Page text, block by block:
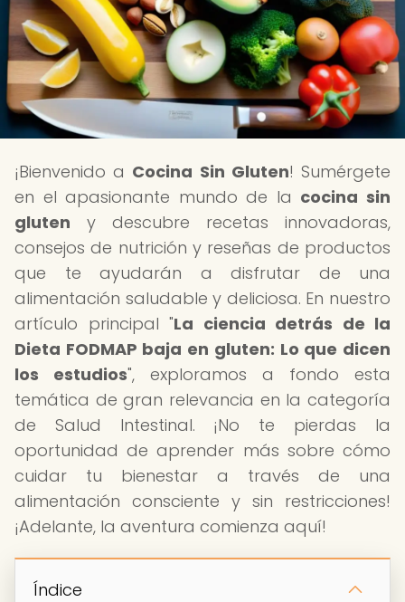
¡Bienvenido a Cocina Sin Gluten! Sumérgete
en el apasionante mundo de la cocina sin
gluten y descubre recetas innovadoras,
consejos de nutrición y reseñas de productos
que te ayudarán a disfrutar de una
alimentación saludable y deliciosa. En nuestro
artículo principal "La ciencia detrás de la
Dieta FODMAP baja en gluten: Lo que dicen
los estudios", exploramos a fondo esta
temática de gran relevancia en la categoría
de Salud Intestinal. ¡No te pierdas la
oportunidad de aprender más sobre cómo
cuidar tu bienestar a través de una
alimentación consciente y sin restricciones!
¡Adelante, la aventura comienza aquí!
Índice